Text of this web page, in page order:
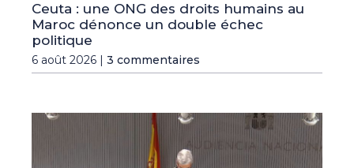
Ceuta : une ONG des droits humains au
Maroc dénonce un double échec
politique
6 août 2026 | 3 commentaires